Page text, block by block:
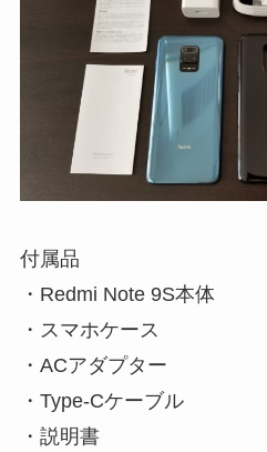
付属品
・Redmi Note 9S本体
・スマホケース
・ACアダプター
・Type-Cケーブル
・説明書